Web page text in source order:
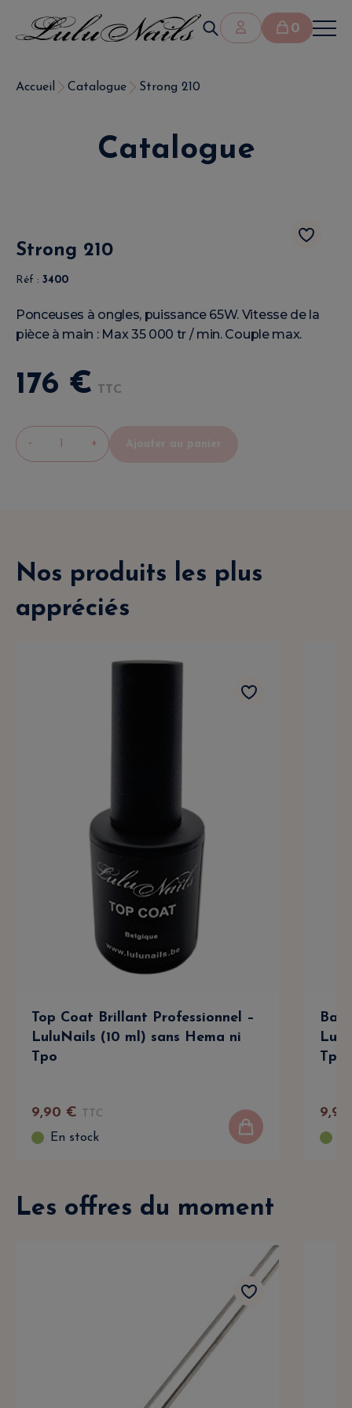
0
Accueil Catalogue Strong 210
Catalogue
Strong 210
Réf : 3400
Ponceuses à ongles, puissance 65W. Vitesse de la
pièce à main : Max 35 000 tr / min. Couple max.
176 € TTC
- +
Nos produits les plus
appréciés
Top Coat Brillant Professionnel –
LuluNails (10 ml) sans Hema ni
Tpo
9,90 € TTC
En stock
Tpo
9,90
Les offres du moment